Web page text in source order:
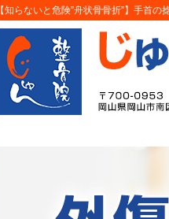
【知らないと危険”舟状骨骨折”】手首